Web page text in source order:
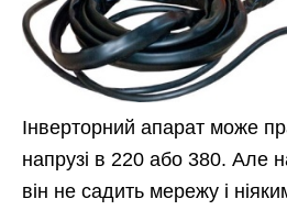
Інверторний апарат може
напрузі в 220 або 380. Але
він не садить мережу і